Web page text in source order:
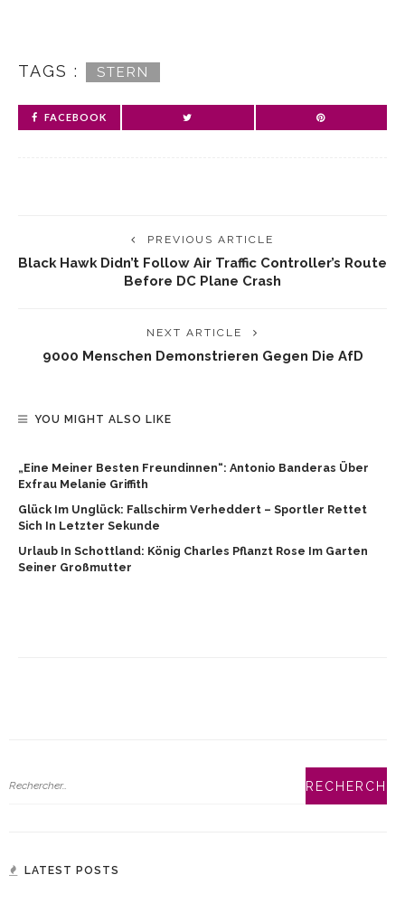
TAGS : STERN
FACEBOOK
PREVIOUS ARTICLE
Black Hawk Didn’t Follow Air Traffic Controller’s Route
Before DC Plane Crash
NEXT ARTICLE
9000 Menschen Demonstrieren Gegen Die AfD
YOU MIGHT ALSO LIKE
„Eine Meiner Besten Freundinnen“: Antonio Banderas Über
Exfrau Melanie Griffith
Glück Im Unglück: Fallschirm Verheddert – Sportler Rettet
Sich In Letzter Sekunde
Urlaub In Schottland: König Charles Pflanzt Rose Im Garten
Seiner Großmutter
LATEST POSTS